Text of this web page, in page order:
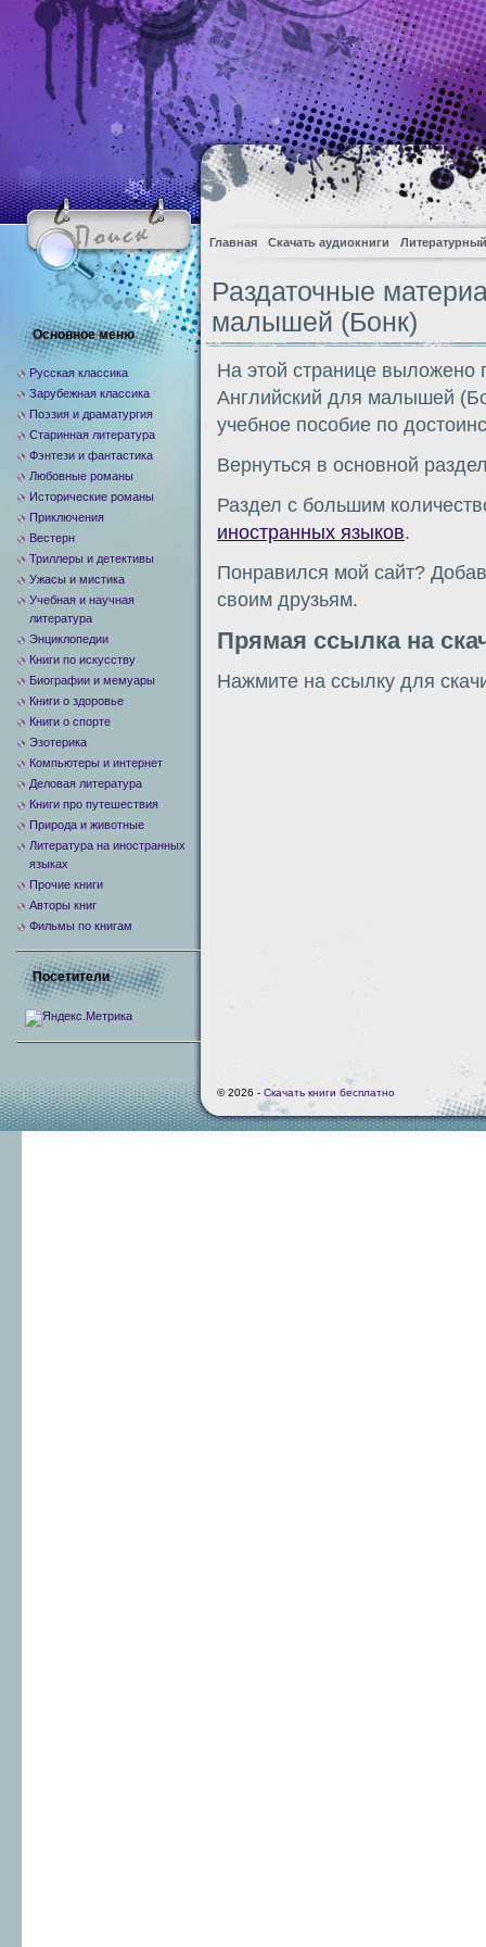
Главная Скачать аудиокниги
Раздаточные
малышей (Бонк)
На этой странице выложено
Английский для малышей
учебное пособие по
Вернуться в основной
Раздел с большим
иностранных языков.
Понравился мой сайт?
своим друзьям.
Прямая ссылка на
Нажмите на ссылку для
Основное меню
Русская классика
Зарубежная классика
Поэзия и драматургия
Старинная литература
Фэнтези и фантастика
Любовные романы
Исторические романы
Приключения
Вестерн
Триллеры и детективы
Ужасы и мистика
Учебная и научная
литература
Энциклопедии
Книги по искусству
Биографии и мемуары
Книги о здоровье
Книги о спорте
Эзотерика
Компьютеры и интернет
Деловая литература
Книги про путешествия
Природа и животные
Литература на иностранных
языках
Прочие книги
Авторы книг
Фильмы по книгам
Посетители
© 2026 - Скачать книги бесплатно